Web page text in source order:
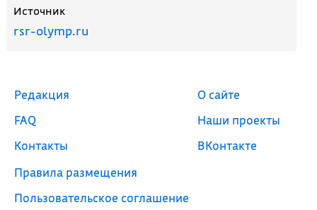
Источник
rsr-olymp.ru
Редакция
FAQ
Контакты
Правила размещения
Пользовательское соглашение
О сайте
Наши проекты
ВКонтакте